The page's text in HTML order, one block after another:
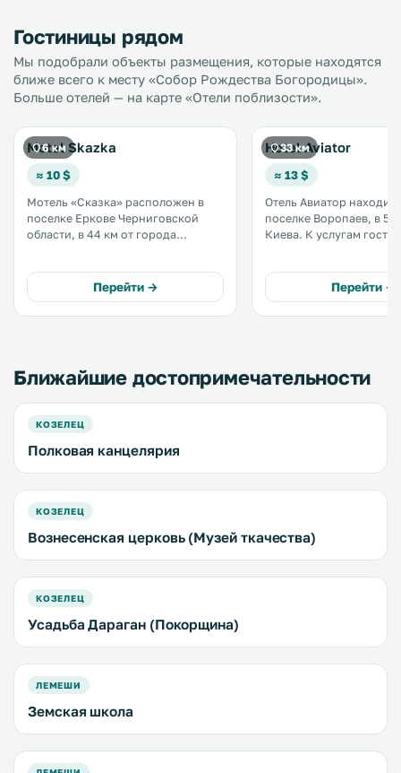
Гостиницы рядом
Мы подобрали объекты размещения, которые находятся
ближе всего к месту «Собор Рождества Богородицы».
Больше отелей — на карте «Отели поблизости».
6 км
Motel Skazka
≈ 10 $
Мотель «Сказка» расположен в
поселке Еркове Черниговской
области, в 44 км от города
терраса, бар и бесплатная частная
парковка на территории. .
Перейти →
33 км
Hotel Aviator
≈ 13 $
Отель Авиатор
поселке Воропаев, в 50
Киева. К услугам гостей коттеджи
и бесплатный Wi-Fi. Интерьер
коттеджей выполнен в
тонах. .
Перейти →
Ближайшие достопримечательности
КОЗЕЛЕЦ
Полковая канцелярия
КОЗЕЛЕЦ
Вознесенская церковь (Музей ткачества)
КОЗЕЛЕЦ
Усадьба Дараган (Покорщина)
ЛЕМЕШИ
Земская школа